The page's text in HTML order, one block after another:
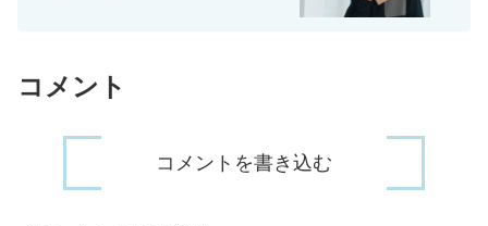
コメント
コメントを書き込む